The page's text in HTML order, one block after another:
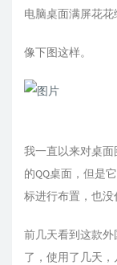
电脑桌面满屏花花
像下图这样。
我一直以来对桌
的QQ桌面，但是
标进行布置，也没
前几天看到这款
了，使用了几天